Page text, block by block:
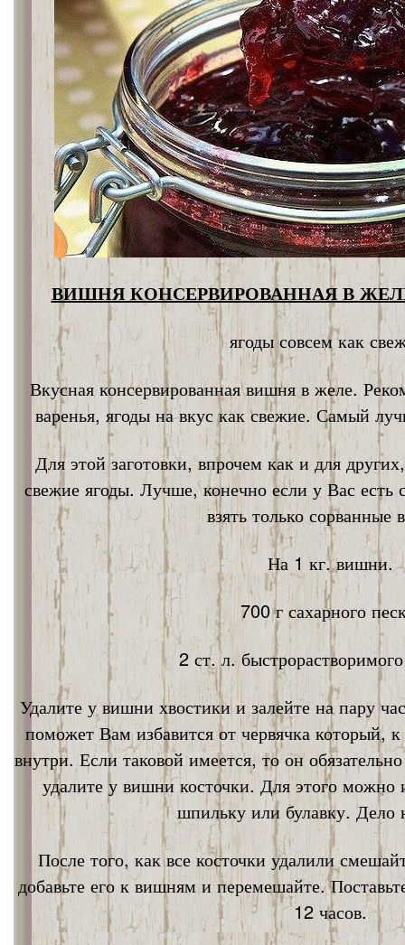
ВИШНЯ КОНСЕРВИРОВАННАЯ В
ягоды совсем как
Вкусная консервированная вишня в желе.
варенья, ягоды на вкус как свежие. Самый
Для этой заготовки, впрочем как и для
свежие ягоды. Лучше, конечно если у Вас
взять только сорванные
На 1 кг. вишни.
700 г сахарного
2 ст. л.
Удалите у вишни хвостики и залейте на пару
поможет Вам избавится от червячка который,
внутри. Если таковой имеется, то он
удалите у вишни косточки. Для этого можно
шпильку или булавку. Дело
После того, как все косточки удалили
добавьте его к вишням и перемешайте.
12 часов.